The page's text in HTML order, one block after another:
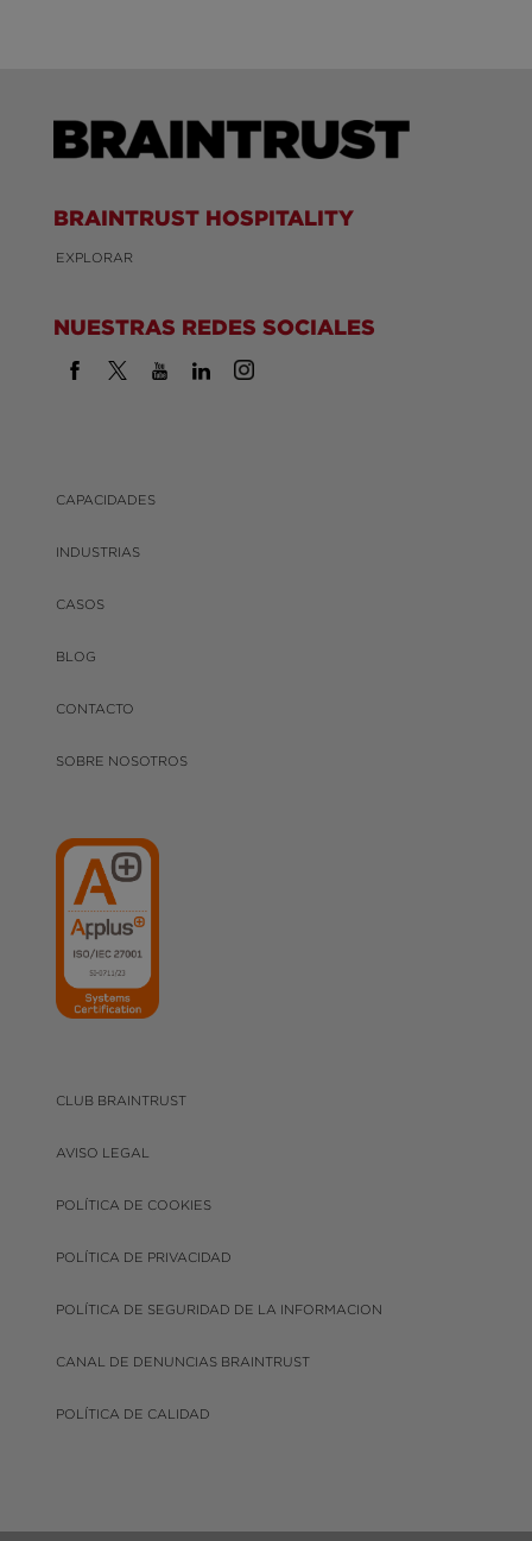
BRAINTRUST HOSPITALITY
EXPLORAR
NUESTRAS REDES SOCIALES
CAPACIDADES
INDUSTRIAS
CASOS
BLOG
CONTACTO
SOBRE NOSOTROS
CLUB BRAINTRUST
AVISO LEGAL
POLÍTICA DE COOKIES
POLÍTICA DE PRIVACIDAD
POLÍTICA DE SEGURIDAD DE LA INFORMACION
CANAL DE DENUNCIAS BRAINTRUST
POLÍTICA DE CALIDAD